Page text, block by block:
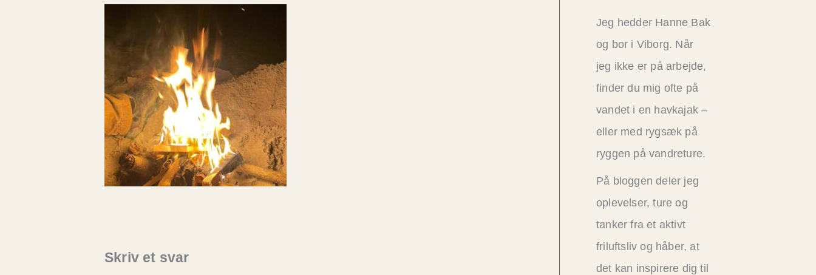
Skriv et svar
Jeg hedder Hanne Bak
og bor i Viborg. Når
jeg ikke er på arbejde,
finder du mig ofte på
vandet i en havkajak –
eller med rygsæk på
ryggen på vandreture.
På bloggen deler jeg
oplevelser, ture og
tanker fra et aktivt
friluftsliv og håber, at
det kan inspirere dig til